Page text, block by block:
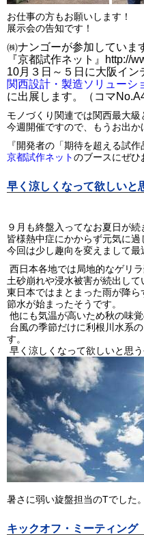
お仕事の方もお願いします！
展示会の告知です！
㈱ナンゴーが参加していま
『京都試作ネット』http://
10月３日～５日に大阪イン
関西設計・製造ソリューシ
に出展します。（コマ
モノづくり関連では関西最大級
今週開催ですので、もうお出
『開発者の「期待を超える試
京都試作ネットのブースにぜひ
早く涼しくなって欲しいと
９月も終盤入ってなお夏日が続
皆様熱中症にかからず元気に過
今回は少し趣向を変えまして
西日本各地では局地的なゲリ
土砂崩れや浸水被害が続出して
東日本ではまとまった雨が降
節水が始まったそうです。
他にも気温が高いため秋の味
台風の季節だけに利根川水系
す。
早く涼しくなって欲しいと思う
暑さに弱い旋盤担当のTでした。
キックオフ・ミーティング